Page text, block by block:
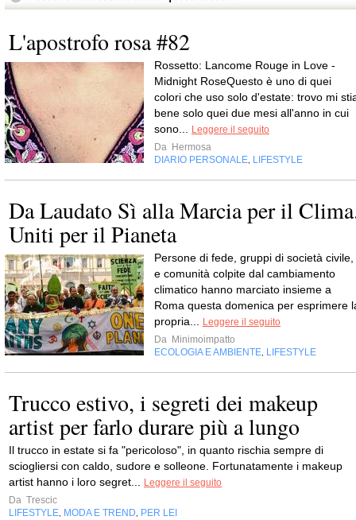
L'apostrofo rosa #82
Rossetto: Lancome Rouge in Love -
Midnight RoseQuesto è uno di quei
colori che uso solo d'estate: trovo mi
bene solo quei due mesi all'anno in cui
sono...
Leggere il seguito
Da Hermosa
DIARIO PERSONALE LIFESTYLE
Da Laudato Sì alla Marcia per il
Uniti per il Pianeta
Persone di fede, gruppi di società civile,
e comunità colpite dal cambiamento
climatico hanno marciato insieme a
Roma questa domenica per esprimere
propria...
Leggere il seguito
Da Minimoimpatto
ECOLOGIA E AMBIENTE LIFESTYLE
Trucco estivo, i segreti dei makeup
artist per farlo durare più a lungo
Il trucco in estate si fa "pericoloso", in quanto rischia sempre di
sciogliersi con caldo, sudore e solleone. Fortunatamente i makeup
artist hanno i loro segret...
Leggere il seguito
Da Trescic
LIFESTYLE MODA E TREND PER LEI